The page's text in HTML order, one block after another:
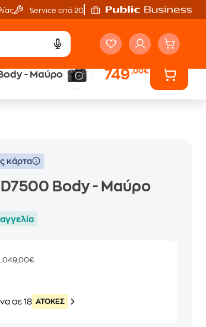
Service από 20'
- Μαύρο 749,00€
επιστροφή €
κάρτα
D7500 Body - Μαύρο
σε 18 ATOKEΣ